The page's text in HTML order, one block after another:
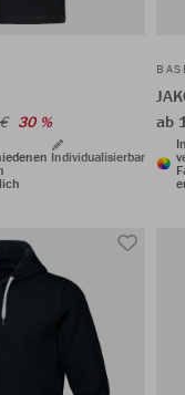
30 %
Individualisierbar
ab